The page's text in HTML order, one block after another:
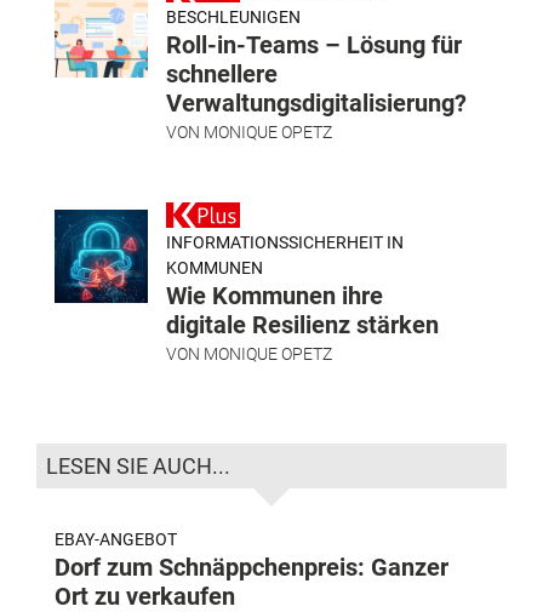
BESCHLEUNIGEN
Roll-in-Teams – Lösung für
schnellere
Verwaltungsdigitalisierung?
VON MONIQUE OPETZ
INFORMATIONSSICHERHEIT IN
KOMMUNEN
Wie Kommunen ihre
digitale Resilienz stärken
VON MONIQUE OPETZ
LESEN SIE AUCH...
EBAY-ANGEBOT
Dorf zum Schnäppchenpreis: Ganzer
Ort zu verkaufen